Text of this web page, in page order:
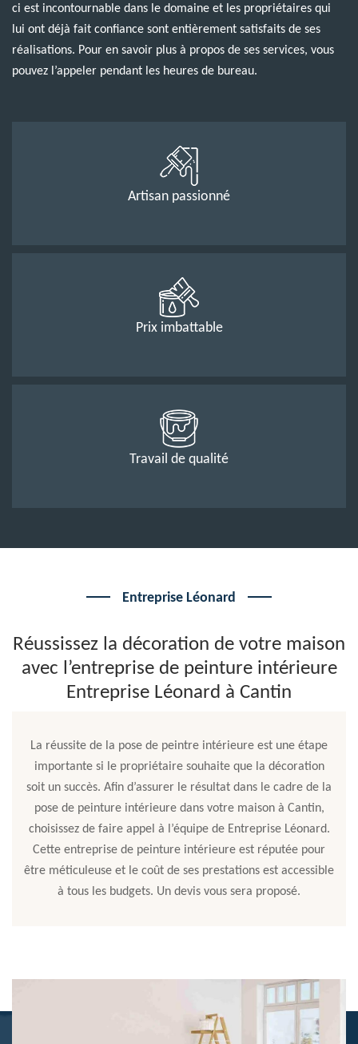
ci est incontournable dans le domaine et les propriétaires qui
lui ont déjà fait confiance sont entièrement satisfaits de ses
réalisations. Pour en savoir plus à propos de ses services, vous
pouvez l’appeler pendant les heures de bureau.
Artisan passionné
Prix imbattable
Travail de qualité
Entreprise Léonard
Réussissez la décoration de votre maison
avec l’entreprise de peinture intérieure
Entreprise Léonard à Cantin
La réussite de la pose de peintre intérieure est une étape
importante si le propriétaire souhaite que la décoration
soit un succès. Afin d’assurer le résultat dans le cadre de la
pose de peinture intérieure dans votre maison à Cantin,
choisissez de faire appel à l’équipe de Entreprise Léonard.
Cette entreprise de peinture intérieure est réputée pour
être méticuleuse et le coût de ses prestations est accessible
à tous les budgets. Un devis vous sera proposé.